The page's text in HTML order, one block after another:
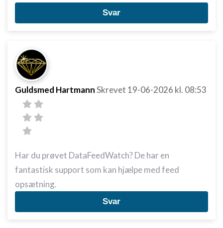
Svar
Guldsmed HartmannSkrevet 19-06-2026 kl. 08:53
Har du prøvet DataFeedWatch? De har en
fantastisk support som kan hjælpe med feed
opsætning.
Svar